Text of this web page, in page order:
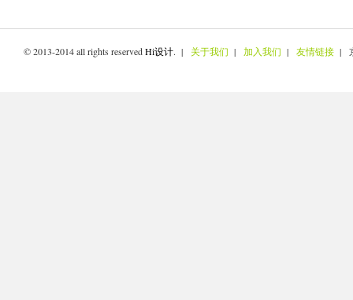
© 2013-2014 all rights reservedHi设计. | 关于我们 | 加入我们 | 友情链接 |